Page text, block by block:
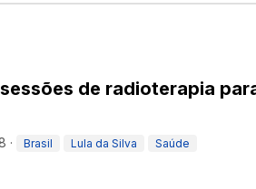
de radioterapia
· Brasil Lula da Silva Saúde